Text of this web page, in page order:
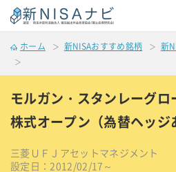
ホーム 新NISAおすすめ銘柄 新
モルガン・スタンレーグ
株式オープン（為替ヘッジ
三菱ＵＦＪアセットマネジメント
設定日：2012/02/17～